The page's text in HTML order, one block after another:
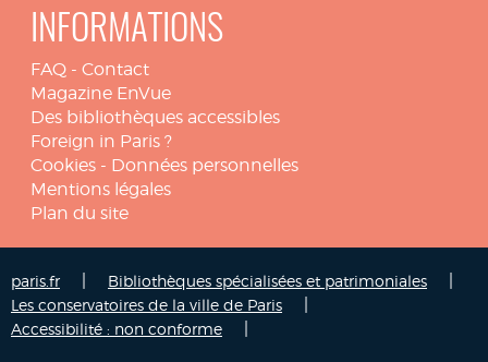
INFORMATIONS
FAQ - Contact
Magazine EnVue
Des bibliothèques accessibles
Foreign in Paris ?
Cookies - Données personnelles
Mentions légales
Plan du site
paris.fr Bibliothèques spécialisées et patrimoniales
Les conservatoires de la ville de Paris
Accessibilité : non conforme